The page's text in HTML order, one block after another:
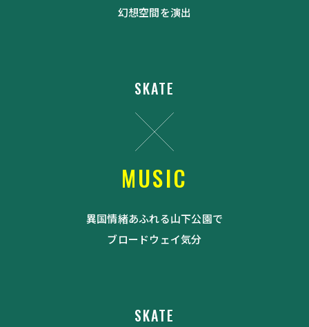
幻想空間を演出
SKATE
MUSIC
異国情緒あふれる山下公園で
ブロードウェイ気分
SKATE